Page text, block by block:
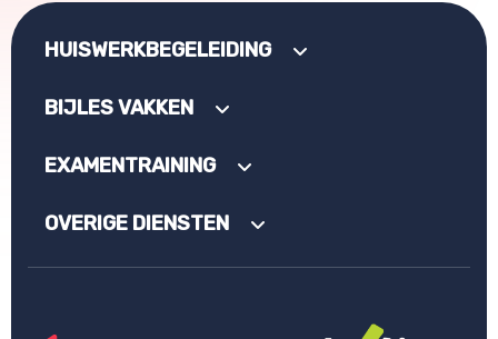
HUISWERKBEGELEIDING
BIJLES VAKKEN
EXAMENTRAINING
OVERIGE DIENSTEN